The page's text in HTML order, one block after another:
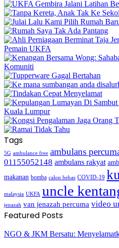
Tags
5G ambulance free ambulans
01155052148 ambulans rakyat
makanan bomba calon bebas COVID-19
malaysia UKFA uncle
jenazah van jenazah percuma video
Featured Posts
NGO & JKM Bersatu: